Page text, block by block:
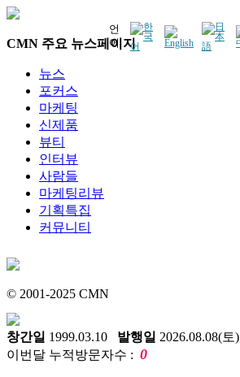
언
어
CMN 주요 뉴스페이지
뉴스
포커스
마케팅
신제품
뷰티
인터뷰
사람들
마케팅리뷰
기획특집
커뮤니티
© 2001-2025 CMN
창간일 1999.03.10 발행일 2026.08.08(토)
이번달 누적방문자수 : 0